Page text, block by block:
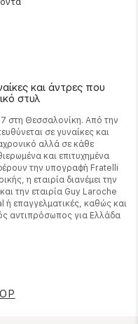
και άντρες που
στυλ
στη Θεσσαλονίκη. Από την
σε γυναίκες και
αλλά σε κάθε
και επιτυχημένα
την υπογραφή Fratelli
η εταιρία διανέμει την
την εταιρία Guy Laroche
ή επαγγελματικές, καθώς και
αντιπρόσωπος για Ελλάδα